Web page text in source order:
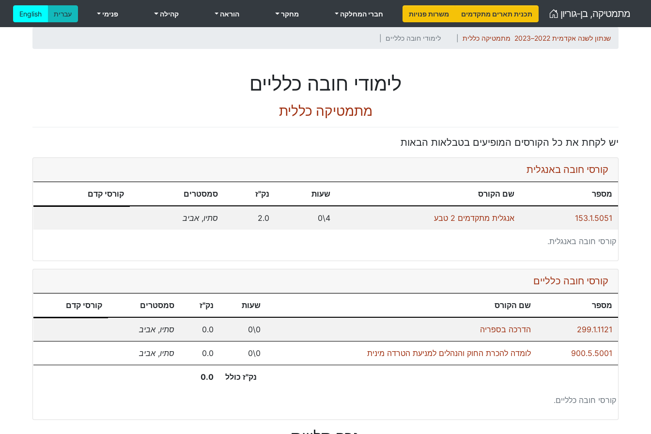
מתמטיקה, בן-גוריון Home
English עברית משרות פנויות תכנית תארים מתקדמים חברי המחלקה מחקר הוראה קהילה פנימי
שנתון לשנה אקדמית 2022–2023 מתמטיקה כללית לימודי חובה כלליים
לימודי חובה כלליים
מתמטיקה כללית
יש לקחת את כל הקורסים המופיעים בטבלאות הבאות
קורסי חובה באנגלית
קורסי חובה באנגלית.
מספר שם הקורס שעות נק"ז סמסטרים קורסי קדם
153.1.5051 אנגלית מתקדמים 2 טבע 4\0
2.0 סתיו,אביב
קורסי חובה כלליים
קורסי חובה כלליים.
מספר שם הקורס שעות נק"ז סמסטרים קורסי קדם
נק"ז כולל 0.0
299.1.1121 הדרכה בספריה 0\0
0.0 סתיו,אביב
900.5.5001 לומדה להכרת החוק והנהלים למניעת הטרדה מינית 0\0
0.0 סתיו,אביב